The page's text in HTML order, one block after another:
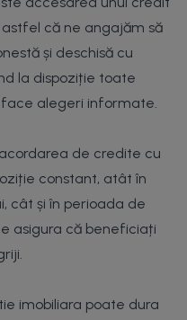
că ne angajăm să
și deschisă cu
la dispoziție toate
alegeri informate.
de credite cu
constant, atât în
cât și în perioada de
asigura că beneficiați
imobiliara poate dura